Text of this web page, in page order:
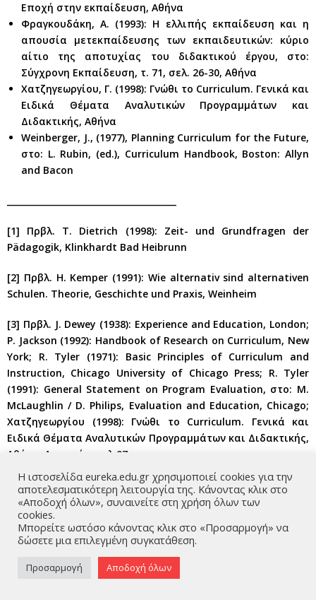
Εποχή στην εκπαίδευση, Αθήνα
Φραγκουδάκη, Α. (1993): Η ελλιπής εκπαίδευση και η
απουσία μετεκπαίδευσης των εκπαιδευτικών: κύριο
αίτιο της αποτυχίας του διδακτικού έργου, στο:
Σύγχρονη Εκπαίδευση, τ. 71, σελ. 26-30, Αθήνα
Χατζηγεωργίου, Γ. (1998): Γνώθι το Curriculum. Γενικά και
Ειδικά Θέματα Αναλυτικών Προγραμμάτων και
Διδακτικής, Αθήνα
Weinberger, J., (1977), Planning Curriculum for the Future,
στο: L. Rubin, (ed.), Curriculum Handbook, Boston: Allyn
and Bacon
[1] Πρβλ. T. Dietrich (1998): Zeit- und Grundfragen der
Pädagogik, Klinkhardt Bad Heibrunn
[2] Πρβλ. H. Kemper (1991): Wie alternativ sind alternativen
Schulen. Theorie, Geschichte und Praxis, Weinheim
[3] Πρβλ. J. Dewey (1938): Experience and Education, London;
P. Jackson (1992): Handbook of Research on Curriculum, New
York; R. Tyler (1971): Basic Principles of Curriculum and
Instruction, Chicago University of Chicago Press; R. Tyler
(1991): General Statement on Program Evaluation, στο: M.
McLaughlin / D. Philips, Evaluation and Education, Chicago;
Χατζηγεωργίου (1998): Γνώθι το Curriculum. Γενικά και
Ειδικά Θέματα Αναλυτικών Προγραμμάτων και Διδακτικής,
Αθήνα: Ατραπός, σελ.97 κ.ε.
[4] Πρβλ. Θ. Ανθογαλίδου (2001): Κοινωνιολογικές Μελέτες,
Μέρος Γ΄. Οι εκπαιδευτικές πρακτικές στη μακρά διάρκεια
[ηλεκτρονικό βιβλίο] (http://www.auth.gr/virtualschool/2.2-
3/TheoryResearh /AnthogalidouSocioStudies.html
[5] Πρβλ. αναλυτικά Γ. Χατζηγεωργίου, όπ.π., σελ. 145 κ.ε.
Η ιστοσελίδα eureka.edu.gr χρησιμοποιεί cookies για την
αποτελεσματικότερη λειτουργία της. Κάνοντας κλικ στο
«Αποδοχή όλων», συναινείτε στη χρήση όλων των
cookies.
Μπορείτε ωστόσο κάνοντας κλικ στο «Προσαρμογή» να
δώσετε μια επιλεγμένη συγκατάθεση.
Προσαρμογή Αποδοχή όλων